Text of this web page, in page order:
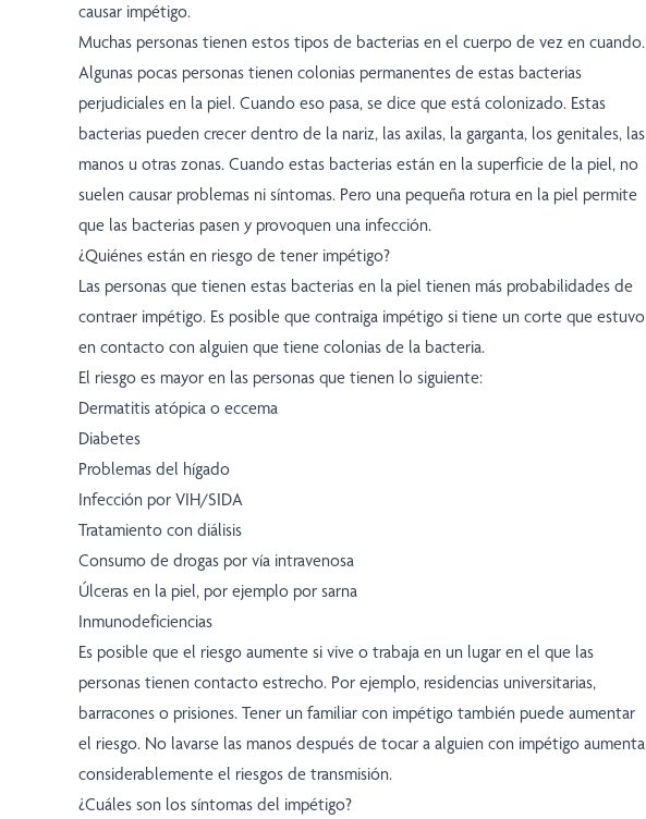
causar impétigo.
Muchas personas tienen estos tipos de bacterias en el cuerpo de vez en cuando.
Algunas pocas personas tienen colonias permanentes de estas bacterias
perjudiciales en la piel. Cuando eso pasa, se dice que está colonizado. Estas
bacterias pueden crecer dentro de la nariz, las axilas, la garganta, los genitales, las
manos u otras zonas. Cuando estas bacterias están en la superficie de la piel, no
suelen causar problemas ni síntomas. Pero una pequeña rotura en la piel permite
que las bacterias pasen y provoquen una infección.
¿Quiénes están en riesgo de tener impétigo?
Las personas que tienen estas bacterias en la piel tienen más probabilidades de
contraer impétigo. Es posible que contraiga impétigo si tiene un corte que estuvo
en contacto con alguien que tiene colonias de la bacteria.
El riesgo es mayor en las personas que tienen lo siguiente:
Dermatitis atópica o eccema
Diabetes
Problemas del hígado
Infección por VIH/SIDA
Tratamiento con diálisis
Consumo de drogas por vía intravenosa
Úlceras en la piel, por ejemplo por sarna
Inmunodeficiencias
Es posible que el riesgo aumente si vive o trabaja en un lugar en el que las
personas tienen contacto estrecho. Por ejemplo, residencias universitarias,
barracones o prisiones. Tener un familiar con impétigo también puede aumentar
el riesgo. No lavarse las manos después de tocar a alguien con impétigo aumenta
considerablemente el riesgos de transmisión.
¿Cuáles son los síntomas del impétigo?